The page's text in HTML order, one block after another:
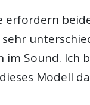
erfordern
im Sound. Ich
Modell